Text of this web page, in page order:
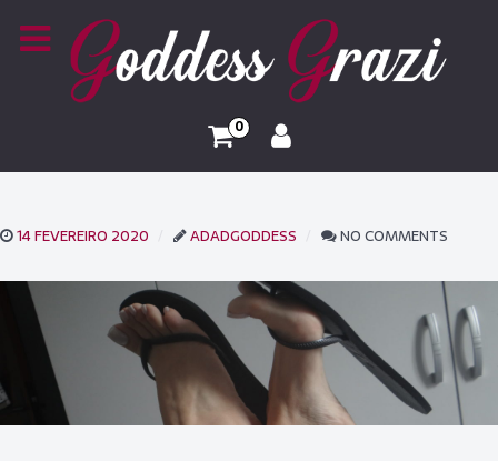
0
14 FEVEREIRO 2020 ADADGODDESS NO COMMENTS